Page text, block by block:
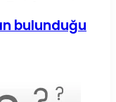
bulunduğu